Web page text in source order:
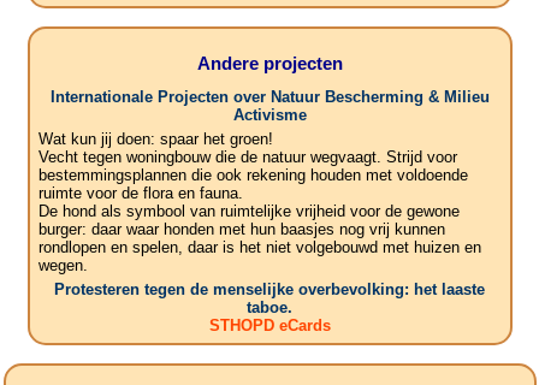
Andere projecten
Internationale Projecten over Natuur Bescherming & Milieu
Activisme
Wat kun jij doen: spaar het groen!
Vecht tegen woningbouw die de natuur wegvaagt. Strijd voor
bestemmingsplannen die ook rekening houden met voldoende
ruimte voor de flora en fauna.
De hond als symbool van ruimtelijke vrijheid voor de gewone
burger: daar waar honden met hun baasjes nog vrij kunnen
rondlopen en spelen, daar is het niet volgebouwd met huizen en
wegen.
Protesteren tegen de menselijke overbevolking: het laaste
taboe.
STHOPD eCards